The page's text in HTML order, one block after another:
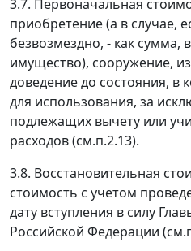
3.7. Первоначальная
приобретение (а в случае,
безвозмездно, - как сумма,
имущество), сооружение,
доведение до состояния, в
для использования, за
подлежащих вычету или
расходов (см.п.2.13).
3.8. Восстановительная
стоимость с учетом
дату вступления в силу
Российской Федерации